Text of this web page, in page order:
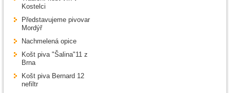
Kostelci
Představujeme pivovar
Mordýř
Nachmelená opice
Košt piva "Šalina"11 z
Brna
Košt piva Bernard 12
nefiltr